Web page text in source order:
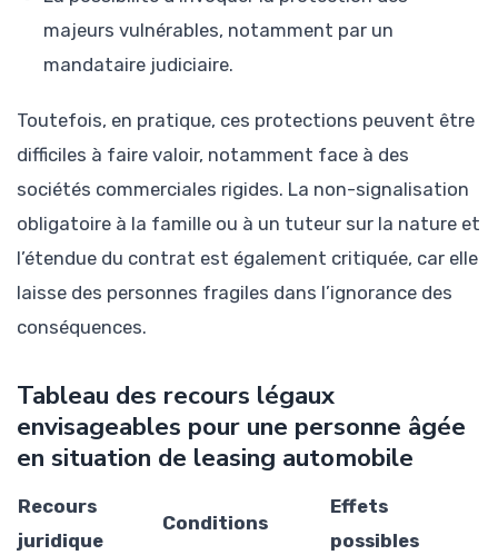
majeurs vulnérables, notamment par un
mandataire judiciaire.
Toutefois, en pratique, ces protections peuvent être
difficiles à faire valoir, notamment face à des
sociétés commerciales rigides. La non-signalisation
obligatoire à la famille ou à un tuteur sur la nature et
l’étendue du contrat est également critiquée, car elle
laisse des personnes fragiles dans l’ignorance des
conséquences.
Tableau des recours légaux
envisageables pour une personne âgée
en situation de leasing automobile
Recours
juridique
Conditions
Effets
possibles